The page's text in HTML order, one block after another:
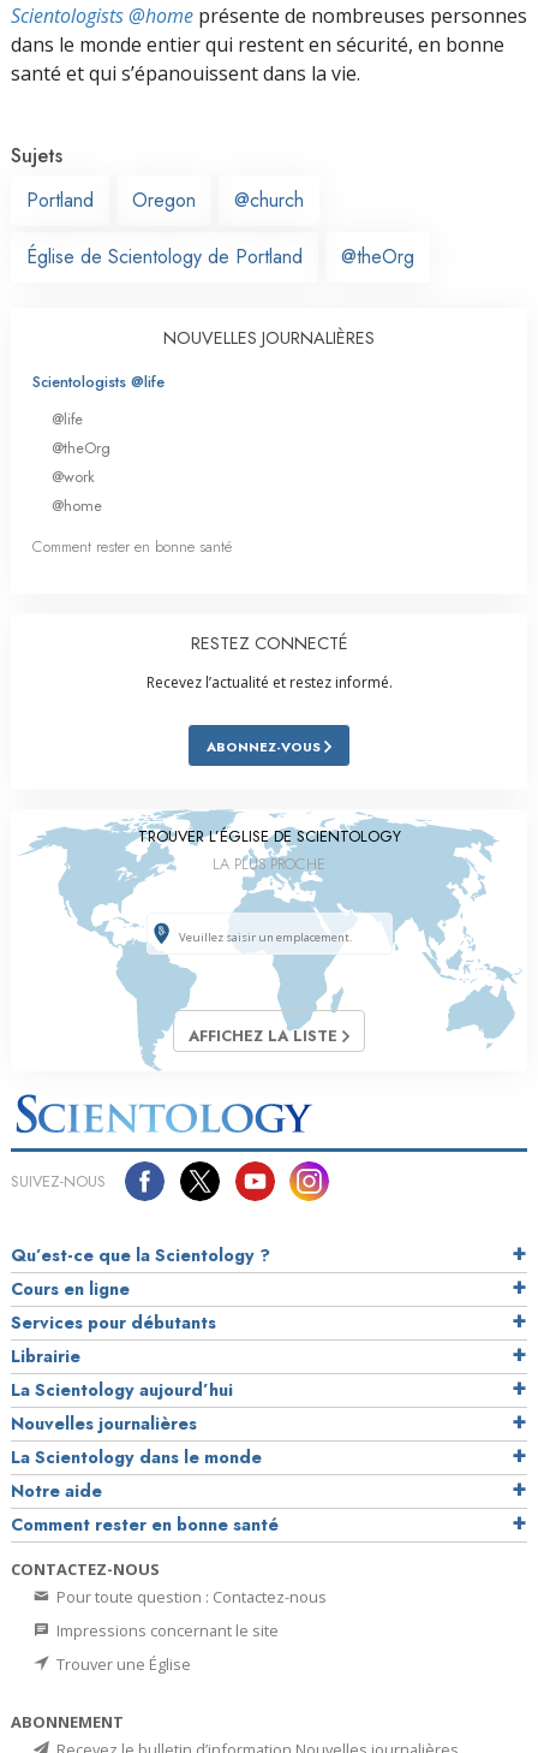
Scientologists @home présente de nombreuses personnes
dans le monde entier qui restent en sécurité, en bonne
santé et qui s’épanouissent dans la vie.
Sujets
Portland
Oregon @church
Église de Scientology de Portland @theOrg
NOUVELLES JOURNALIÈRES
Scientologists @life
@life
@theOrg
@work
@home
Comment rester en bonne santé
RESTEZ CONNECTÉ
Recevez l’actualité et restez informé.
ABONNEZ-VOUS
TROUVER L’ÉGLISE DE SCIENTOLOGY
LA PLUS PROCHE
AFFICHEZ LA LISTE
SUIVEZ-NOUS
Qu’est-ce que la Scientology ?
Cours en ligne
Services pour débutants
Librairie
La Scientology aujourd’hui
Nouvelles journalières
La Scientology dans le monde
Notre aide
Comment rester en bonne santé
CONTACTEZ-NOUS
Pour toute question : Contactez-nous
Impressions concernant le site
Trouver une Église
ABONNEMENT